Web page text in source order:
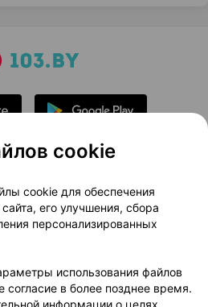
Новости проекта
Медицинский маркетинг
договор
Доставка
Вакансии
Партнеры
103.by
cookie
cookie для обеспечения
его улучшения, сбора
персонализированных
использования файлов
согласие в более позднее время.
информации о целях,